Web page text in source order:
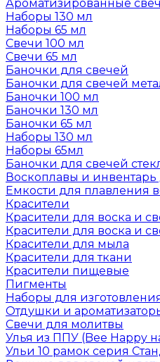
Ароматизированные
Наборы 130 мл
Наборы 65 мл
Свечи 100 мл
Свечи 65 мл
Баночки для свечей
Баночки для свечей
Баночки 100 мл
Баночки 130 мл
Баночки 65 мл
Наборы 130 мл
Наборы 65мл
Баночки для свечей
Воскоплавы и инвентарь
Емкости для плавления
Красители
Красители для воска и
Красители для воска и
Красители для мыла
Красители для ткани
Красители пищевые
Пигменты
Наборы для
Отдушки и
Свечи для молитвы
Улья из ППУ (Bee Happy
Ульи 10 рамок серия